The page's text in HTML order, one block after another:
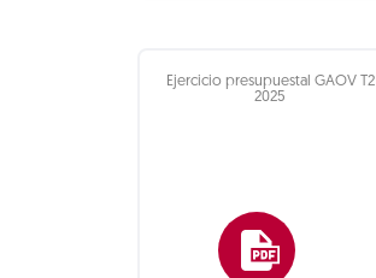
Ejercicio presupuestal GAOV T2
2025